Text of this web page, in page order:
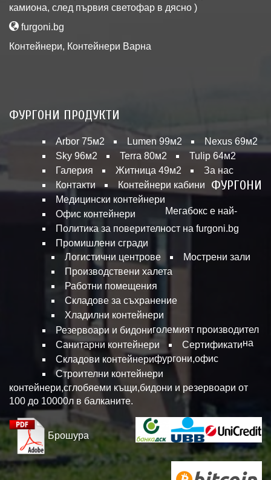
камиона, след първия светофар в дясно )
furgoni.bg
Контейнери, Контейнери Варна
ФУРГОНИ ПРОДУКТИ
Arbor 75м2 Lumen 99м2
Nexus 69м2
Sky 96м2
Terra 80м2
Tulip 64м2
Галерия
Житница 49м2
За нас
Контакти
Контейнери кабини
Медицински контейнери
Офис контейнери
Политика за поверителност на furgoni.bg
Промишлени сгради
Логистични центрове
Мострени зали
Производствени халета
Работни помещения
Складове за съхранение
Хладилни контейнери
Резервоари и бидони
Санитарни контейнери
Сертификати
Складови контейнери
Строителни контейнери
ФУРГОНИ
Мегабокс е най-
големият производител
на
фургони,офис
контейнери,сглобяеми къщи,бидони и резервоари от
100 до 10000л в балканите.
Брошура